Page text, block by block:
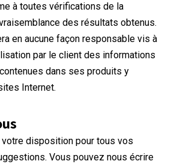
à toutes vérifications de la
des résultats obtenus.
en aucune façon responsable vis à
par le client des informations
dans ses produits y
Internet.
disposition pour tous vos
Vous pouvez nous écrire